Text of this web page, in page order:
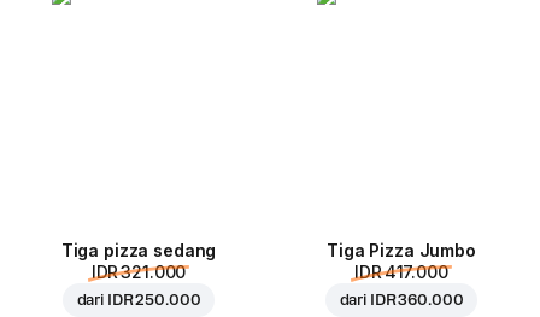
Tiga pizza sedang
IDR 321.000
dari IDR 250.000
Tiga Pizza Jumbo
IDR 417.000
dari IDR 360.000